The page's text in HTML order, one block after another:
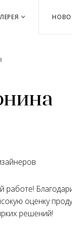
работе!
оценку
решений!